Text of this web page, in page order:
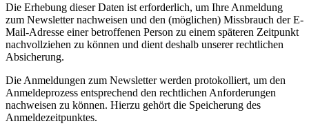
Die Erhebung dieser Daten ist erforderlich, um Ihre Anmeldung
zum Newsletter nachweisen und den (möglichen) Missbrauch der E-
Mail-Adresse einer betroffenen Person zu einem späteren Zeitpunkt
nachvollziehen zu können und dient deshalb unserer rechtlichen
Absicherung.
Die Anmeldungen zum Newsletter werden protokolliert, um den
Anmeldeprozess entsprechend den rechtlichen Anforderungen
nachweisen zu können. Hierzu gehört die Speicherung des
Anmeldezeitpunktes.